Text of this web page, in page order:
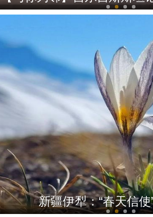
【与你为邻】乌兹小哥中国
新疆伊犁：“春天信
乌鲁木齐：公众近距离